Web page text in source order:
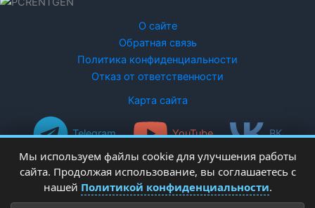
О сайте
Обратная связь
Политика конфиденциальности
Отказ от ответственности
Карта сайта
Telegram YouTube ВК
Мы используем файлы cookie для улучшения работы
сайта. Продолжая использование, вы соглашаетесь с
нашей Политикой конфиденциальности.